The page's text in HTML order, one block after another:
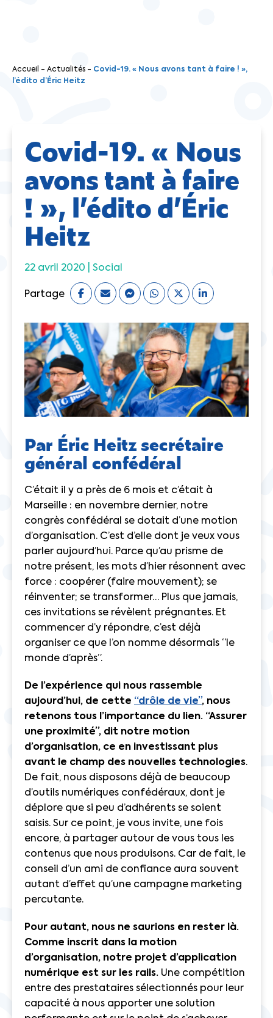
Accueil - Actualités - Covid-19. « Nous avons tant à faire ! »,
l’édito d’Éric Heitz
Covid-19. « Nous
avons tant à faire
! », l’édito d’Éric
Heitz
22 avril 2020 | Social
Partage
Par Éric Heitz secrétaire
général confédéral
C’était il y a près de 6 mois et c’était à
Marseille : en novembre dernier, notre
congrès confédéral se dotait d’une motion
d’organisation. C’est d’elle dont je veux vous
parler aujourd’hui. Parce qu’au prisme de
notre présent, les mots d’hier résonnent avec
force : coopérer (faire mouvement); se
réinventer; se transformer… Plus que jamais,
ces invitations se révèlent prégnantes. Et
commencer d’y répondre, c’est déjà
organiser ce que l’on nomme désormais “le
monde d’après”.
De l’expérience qui nous rassemble
aujourd’hui, de cette “drôle de vie”, nous
retenons tous l’importance du lien. “Assurer
une proximité”, dit notre motion
d’organisation, ce en investissant plus
avant le champ des nouvelles technologies.
De fait, nous disposons déjà de beaucoup
d’outils numériques confédéraux, dont je
déplore que si peu d’adhérents se soient
saisis. Sur ce point, je vous invite, une fois
encore, à partager autour de vous tous les
contenus que nous produisons. Car de fait, le
conseil d’un ami de confiance aura souvent
autant d’effet qu’une campagne marketing
percutante.
Pour autant, nous ne saurions en rester là.
Comme inscrit dans la motion
d’organisation, notre projet d’application
numérique est sur les rails. Une compétition
entre des prestataires sélectionnés pour leur
capacité à nous apporter une solution